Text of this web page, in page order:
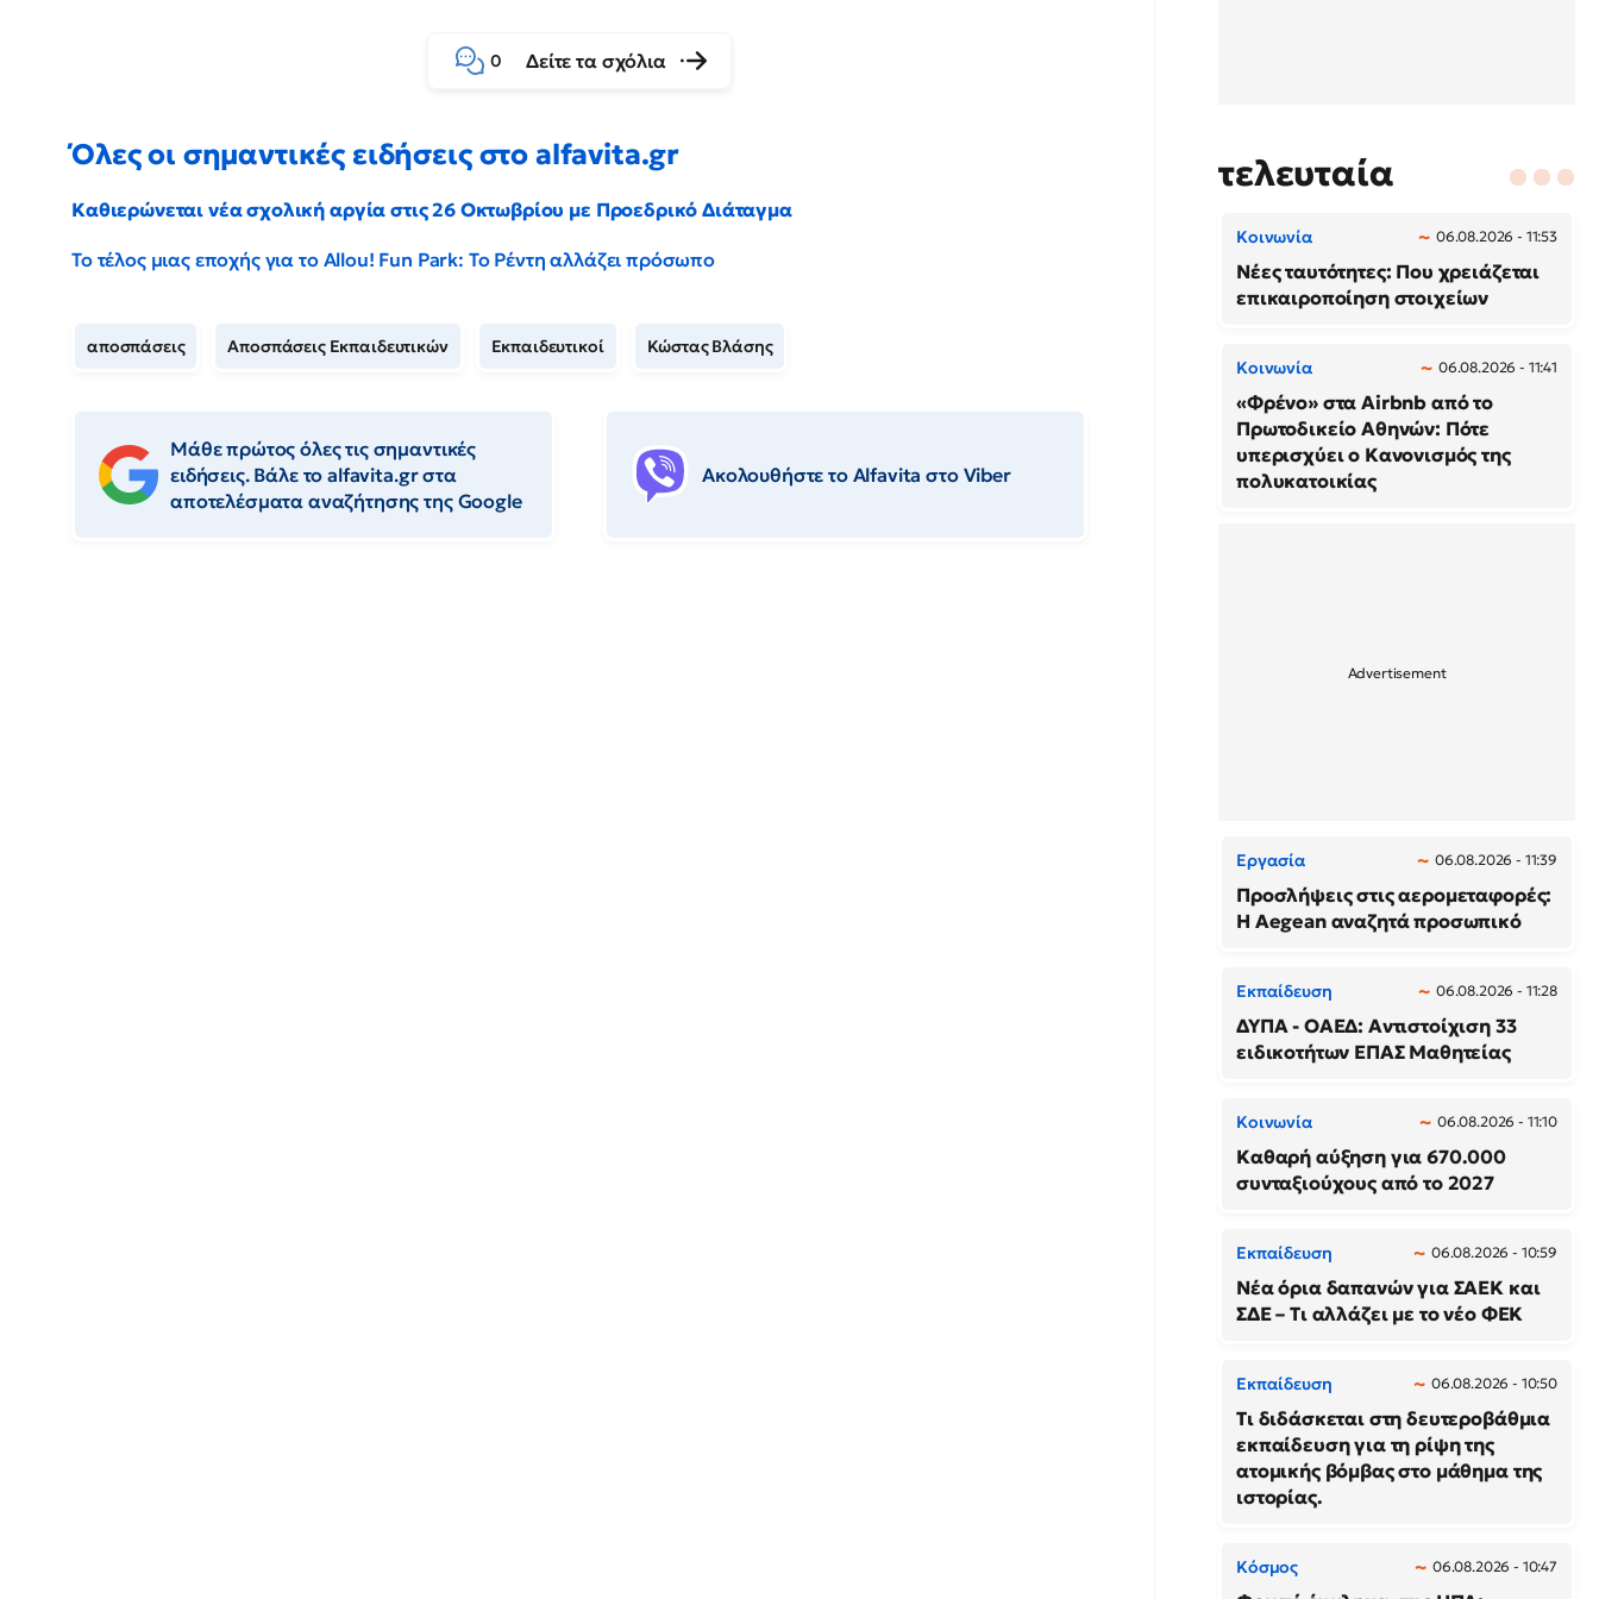
0 Δείτε τα σχόλια
Όλες οι σημαντικές ειδήσεις στο alfavita.gr
Καθιερώνεται νέα σχολική αργία στις 26 Οκτωβρίου με Προεδρικό Διάταγμα
Το τέλος μιας εποχής για το Allou! Fun Park: Το Ρέντη αλλάζει πρόσωπο
αποσπάσεις Αποσπάσεις Εκπαιδευτικών Εκπαιδευτικοί Κώστας Βλάσης
Μάθε πρώτος όλες τις σημαντικές
ειδήσεις. Βάλε το alfavita.gr στα
αποτελέσματα αναζήτησης της Google
Ακολουθήστε το Αlfavita στο Viber
τελευταία
Κοινωνία 06.08.2026 - 11:53
Νέες ταυτότητες: Που χρειάζεται
επικαιροποίηση στοιχείων
Κοινωνία 06.08.2026 - 11:41
«Φρένο» στα Airbnb από το
Πρωτοδικείο Αθηνών: Πότε
υπερισχύει ο Κανονισμός της
πολυκατοικίας
Εργασία 06.08.2026 - 11:39
Προσλήψεις στις αερομεταφορές:
Η Aegean αναζητά προσωπικό
Εκπαίδευση 06.08.2026 - 11:28
ΔΥΠΑ - ΟΑΕΔ: Αντιστοίχιση 33
ειδικοτήτων ΕΠΑΣ Μαθητείας
Κοινωνία 06.08.2026 - 11:10
Καθαρή αύξηση για 670.000
συνταξιούχους από το 2027
Εκπαίδευση 06.08.2026 - 10:59
Νέα όρια δαπανών για ΣΑΕΚ και
ΣΔΕ – Τι αλλάζει με το νέο ΦΕΚ
Εκπαίδευση 06.08.2026 - 10:50
Τι διδάσκεται στη δευτεροβάθμια
εκπαίδευση για τη ρίψη της
ατομικής βόμβας στο μάθημα της
ιστορίας.
Κόσμος 06.08.2026 - 10:47